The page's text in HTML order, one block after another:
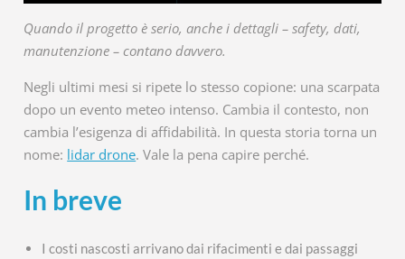
Quando il progetto è serio, anche i dettagli – safety, dati,
manutenzione – contano davvero.
Negli ultimi mesi si ripete lo stesso copione: una scarpata
dopo un evento meteo intenso. Cambia il contesto, non
cambia l’esigenza di affidabilità. In questa storia torna un
nome: lidar drone. Vale la pena capire perché.
In breve
I costi nascosti arrivano dai rifacimenti e dai passaggi